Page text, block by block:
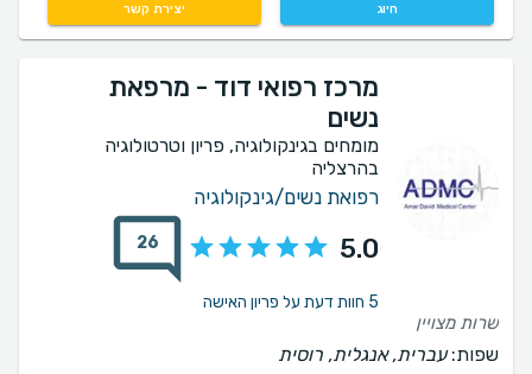
חיוג יצירת קשר
מרכז רפואי דוד - מרפאת
נשים
מומחים בגינקולוגיה, פריון וטרטולוגיה
בהרצליה
רפואת נשים/גינקולוגיה
5.0
26
5 חוות דעת על פריון האישה
שרות מצויין
שפות:עברית, אנגלית, רוסית